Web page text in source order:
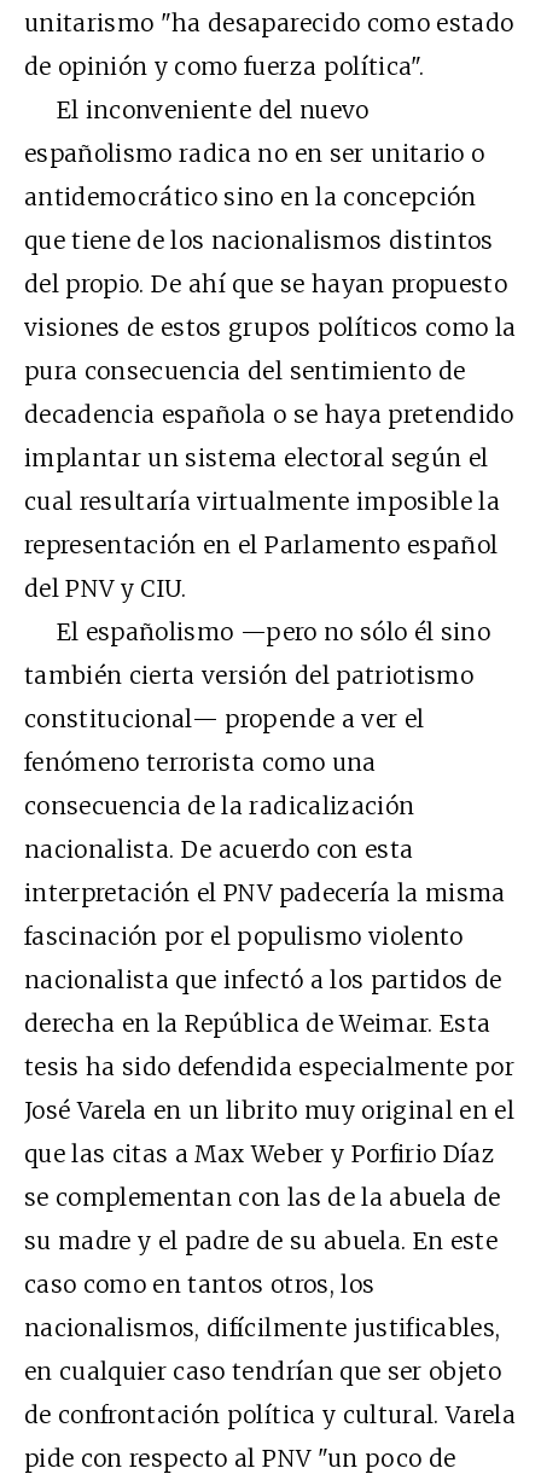
unitarismo "ha desaparecido como estado
de opinión y como fuerza política".
El inconveniente del nuevo
españolismo radica no en ser unitario o
antidemocrático sino en la concepción
que tiene de los nacionalismos distintos
del propio. De ahí que se hayan propuesto
visiones de estos grupos políticos como la
pura consecuencia del sentimiento de
decadencia española o se haya pretendido
implantar un sistema electoral según el
cual resultaría virtualmente imposible la
representación en el Parlamento español
del PNV y CIU.
El españolismo —pero no sólo él sino
también cierta versión del patriotismo
constitucional— propende a ver el
fenómeno terrorista como una
consecuencia de la radicalización
nacionalista. De acuerdo con esta
interpretación el PNV padecería la misma
fascinación por el populismo violento
nacionalista que infectó a los partidos de
derecha en la República de Weimar. Esta
tesis ha sido defendida especialmente por
José Varela en un librito muy original en el
que las citas a Max Weber y Porfirio Díaz
se complementan con las de la abuela de
su madre y el padre de su abuela. En este
caso como en tantos otros, los
nacionalismos, difícilmente justificables,
en cualquier caso tendrían que ser objeto
de confrontación política y cultural. Varela
pide con respecto al PNV "un poco de